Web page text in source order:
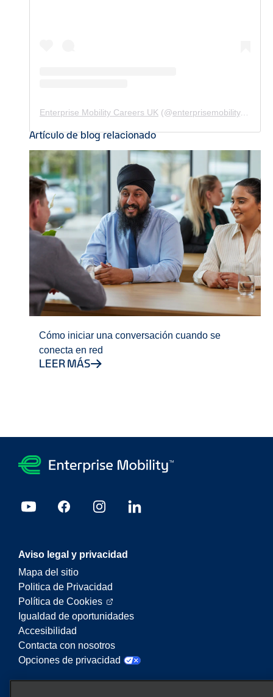
Enterprise Mobility Careers UK (@enterprisemobility.careers.uk
Artículo de blog relacionado
Cómo iniciar una conversación cuando se
conecta en red
LEER MÁS
Aviso legal y privacidad
Mapa del sitio
Politica de Privacidad
Política de Cookies
Igualdad de oportunidades
Accesibilidad
Contacta con nosotros
Opciones de privacidad